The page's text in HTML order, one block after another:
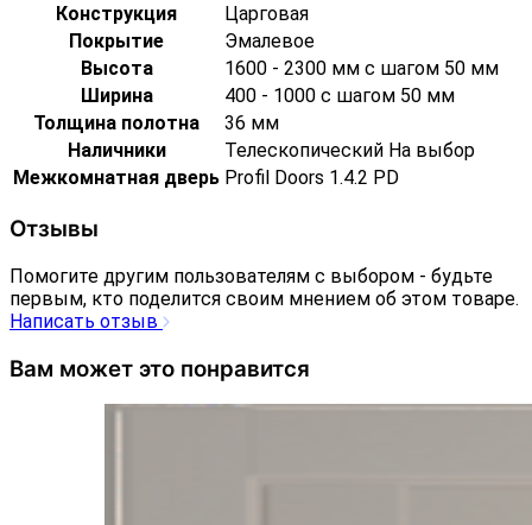
Конструкция
Царговая
Покрытие
Эмалевое
Высота
1600 - 2300 мм с шагом 50 мм
Ширина
400 - 1000 с шагом 50 мм
Толщина полотна
36 мм
Наличники
Телескопический На выбор
Межкомнатная дверь Profil Doors 1.4.2 PD
Отзывы
Помогите другим пользователям с выбором - будьте
первым, кто поделится своим мнением об этом товаре.
Написать отзыв
Вам может это понравится